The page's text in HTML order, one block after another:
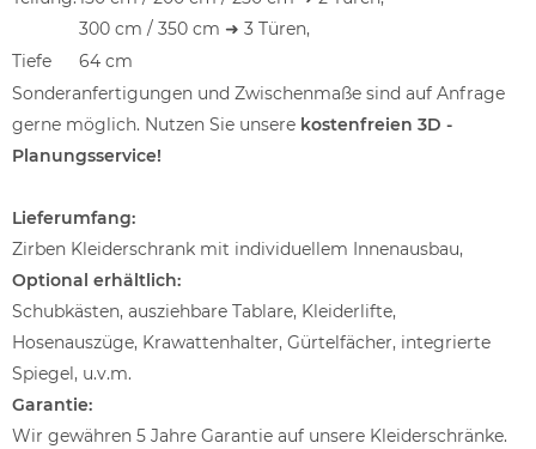
300 cm / 350 cm ➜ 3 Türen,
Tiefe
64 cm
Sonderanfertigungen und Zwischenmaße sind auf Anfrage
gerne möglich. Nutzen Sie unsere kostenfreien 3D -
Planungsservice!
Lieferumfang:
Zirben Kleiderschrank mit individuellem Innenausbau,
Optional erhältlich:
Schubkästen, ausziehbare Tablare, Kleiderlifte,
Hosenauszüge, Krawattenhalter, Gürtelfächer, integrierte
Spiegel, u.v.m.
Garantie:
Wir gewähren 5 Jahre Garantie auf unsere Kleiderschränke.